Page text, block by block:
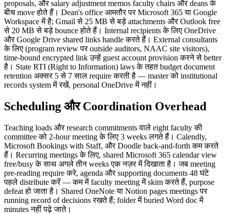
proposals, और salary adjustment memos faculty chairs और deans के
बीच move होते हैं। Dean's office आमतौर पर Microsoft 365 या Google
Workspace में है; Gmail से 25 MB से बड़े attachments और Outlook free
से 20 MB से बड़े bounce होते हैं। Internal recipients के लिए OneDrive
और Google Drive shared links handle करते हैं। External consultants
के लिए (program review पर outside auditors, NAAC site visitors),
time-bound encrypted link उन्हें guest account provision करने से better
है। State RTI (Right to Information) laws के तहत budget document
retention अक्सर 5 से 7 साल require करती है — master को institutional
records system में रखें, personal OneDrive में नहीं।
Scheduling और Coordination Overhead
Teaching loads और research commitments वाले eight faculty की
committee को 2-hour meeting के लिए 3 weeks लगते हैं। Calendly,
Microsoft Bookings with Staff, और Doodle back-and-forth कम करते
हैं। Recurring meetings के लिए, shared Microsoft 365 calendar view
free/busy के साथ अगले तीन weeks एक नज़र में दिखाता है। जब meeting
pre-reading require करे, agenda और supporting documents 48 घंटे
पहले distribute करें — कम में faculty meeting में skim करते हैं, purpose
defeat हो जाता है। Shared OneNote या Notion pages meetings पर
running record of decisions रखते हैं; folder में buried Word doc में
minutes नहीं पढ़े जाते।